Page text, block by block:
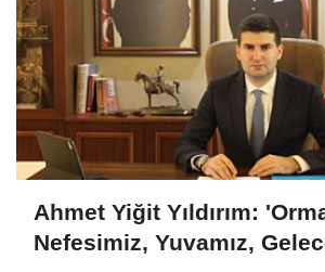
Ahmet Yiğit Yıldırım:
Nefesimiz, Yuvamız,